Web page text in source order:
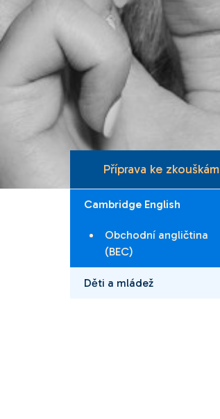
Příprava ke zkouškám
Cambridge English
Obchodní angličtina
(BEC)
Děti a mládež